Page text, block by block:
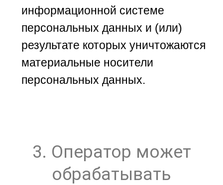
информационной системе
персональных данных и (или)
результате которых уничтожаются
материальные носители
персональных данных.
3. Оператор может
обрабатывать